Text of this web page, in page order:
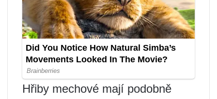
Hřiby mechové mají podobně